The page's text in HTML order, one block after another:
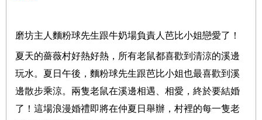
磨坊主人麵粉球先生跟牛奶場負責人芭比小姐戀愛了！
夏天的薔薇村好熱好熱，所有老鼠都喜歡到清涼的溪邊
玩水。夏日午後，麵粉球先生跟芭比小姐也最喜歡到溪
邊散步乘涼。兩隻老鼠在溪邊相遇、相愛，終於要結婚
了！這場浪漫婚禮即將在仲夏日舉辦，村裡的每一隻老